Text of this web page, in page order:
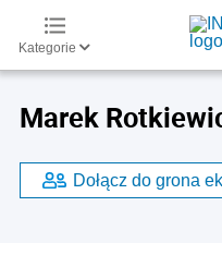
Kategorie
Marek
Dołącz do grona